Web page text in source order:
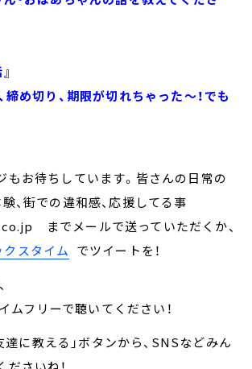
締め切り、期限が切れちゃった～！でも
もお待ちしています。皆さんの日常の
、街での違和感、応援してる事
までメールで送っていただくか、
クスタイム でツイートを！
フリーで聴いてください！
に教える」ボタンから、SNSなどみん